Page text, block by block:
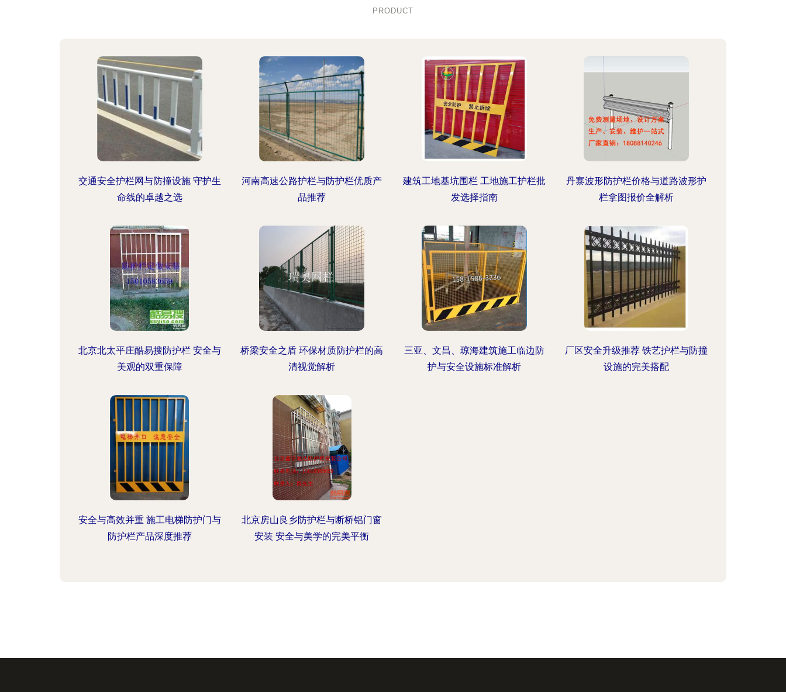
PRODUCT
交通安全护栏网与防撞设施 守护生
命线的卓越之选
河南高速公路护栏与防护栏优质产
品推荐
建筑工地基坑围栏 工地施工护栏批
发选择指南
丹寨波形防护栏价格与道路波形护
栏拿图报价全解析
北京北太平庄酷易搜防护栏 安全与
美观的双重保障
桥梁安全之盾 环保材质防护栏的高
清视觉解析
三亚、文昌、琼海建筑施工临边防
护与安全设施标准解析
厂区安全升级推荐 铁艺护栏与防撞
设施的完美搭配
安全与高效并重 施工电梯防护门与
防护栏产品深度推荐
北京房山良乡防护栏与断桥铝门窗
安装 安全与美学的完美平衡